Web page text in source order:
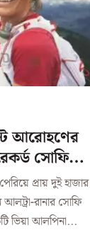
আরোহণের
সোফি
প্রায় দুই হাজার
রানার সোফি
ভিয়া আলপিনা...